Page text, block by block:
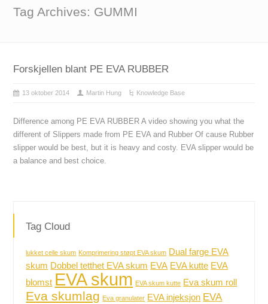
Tag Archives: GUMMI
Forskjellen blant PE EVA RUBBER
13 oktober 2014 Martin Hung Knowledge Base
Difference among PE EVA RUBBER A video showing you what the
different of Slippers made from PE EVA and Rubber Of cause Rubber
slipper would be best, but it is heavy and costy. EVA slipper would be
a balance and best choice.
Tag Cloud
lukket celle skum Komprimering støpt EVA skum Dual farge EVA
skum Dobbel tetthet EVA skum EVA EVA kutte EVA
blomst EVA skum EVA skum kutte Eva skum roll
Eva skumlag Eva granulater EVA injeksjon EVA